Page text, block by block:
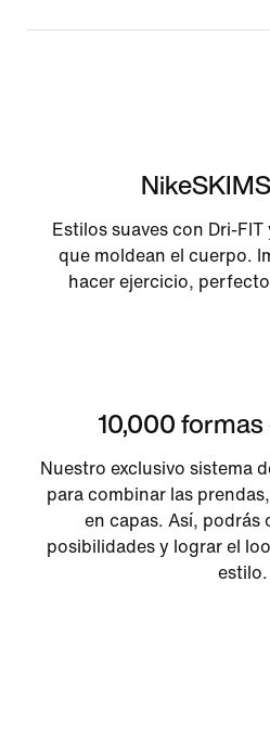
Estilos suaves con Dri-
que moldean el cuerpo.
hacer ejercicio,
10,000
Nuestro exclusivo sistema
para combinar las
en capas. Así, podrás
posibilidades y lograr el
estilo.